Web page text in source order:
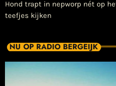
Hond trapt in nepworp nét op
teefjes kijken
NU OP RADIO BERGEIJK